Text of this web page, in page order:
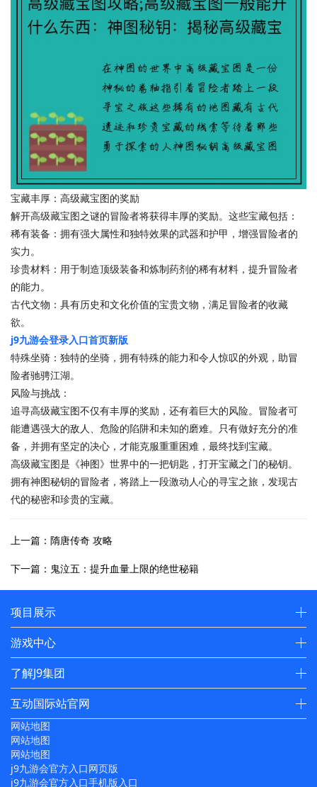
宝藏丰厚：高级藏宝图的奖励
解开高级藏宝图之谜的冒险者将获得丰厚的奖励。这些宝藏包括：
稀有装备：拥有强大属性和独特效果的武器和护甲，增强冒险者的
实力。
珍贵材料：用于制造顶级装备和炼制药剂的稀有材料，提升冒险者
的能力。
古代文物：具有历史和文化价值的宝贵文物，满足冒险者的收藏
欲。
j9九游会登录入口首页新版
特殊坐骑：独特的坐骑，拥有特殊的能力和令人惊叹的外观，助冒
险者驰骋江湖。
风险与挑战：
追寻高级藏宝图不仅有丰厚的奖励，还有着巨大的风险。冒险者可
能遭遇强大的敌人、危险的陷阱和未知的磨难。只有做好充分的准
备，并拥有坚定的决心，才能克服重重困难，最终找到宝藏。
高级藏宝图是《神图》世界中的一把钥匙，打开宝藏之门的秘钥。
拥有神图秘钥的冒险者，将踏上一段激动人心的寻宝之旅，发现古
代的秘密和珍贵的宝藏。
上一篇：隋唐传奇 攻略
下一篇：鬼泣五：提升血量上限的绝世秘籍
项目展示
游戏中心
了解J9集团
互动国际站官网
网站地图
网站地图
网站地图
j9九游会官方入口网页版
j9九游会官方入口手机版入口